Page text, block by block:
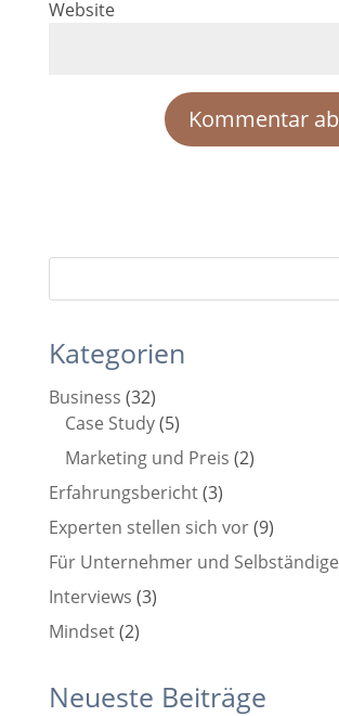
Website
Kategorien
Business (32)
Case Study(5)
Marketing und Preis (2)
Erfahrungsbericht(3)
Experten stellen sich vor(9)
Für Unternehmer und Selbständige
Interviews (3)
Mindset(2)
Neueste Beiträge